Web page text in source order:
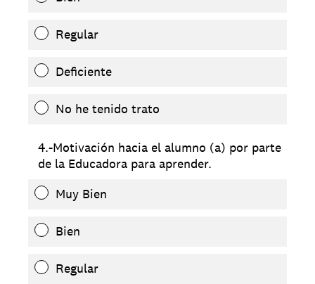
Regular
Deficiente
No he tenido trato
4.-Motivación hacia el alumno (a) por parte
de la Educadora para aprender.
Muy Bien
Bien
Regular